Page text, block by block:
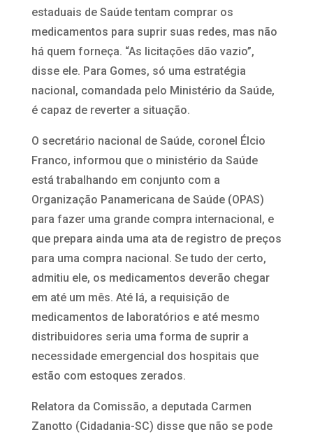
estaduais de Saúde tentam comprar os
medicamentos para suprir suas redes, mas não
há quem forneça. “As licitações dão vazio”,
disse ele. Para Gomes, só uma estratégia
nacional, comandada pelo Ministério da Saúde,
é capaz de reverter a situação.
O secretário nacional de Saúde, coronel Élcio
Franco, informou que o ministério da Saúde
está trabalhando em conjunto com a
Organização Panamericana de Saúde (OPAS)
para fazer uma grande compra internacional, e
que prepara ainda uma ata de registro de preços
para uma compra nacional. Se tudo der certo,
admitiu ele, os medicamentos deverão chegar
em até um mês. Até lá, a requisição de
medicamentos de laboratórios e até mesmo
distribuidores seria uma forma de suprir a
necessidade emergencial dos hospitais que
estão com estoques zerados.
Relatora da Comissão, a deputada Carmen
Zanotto (Cidadania-SC) disse que não se pode